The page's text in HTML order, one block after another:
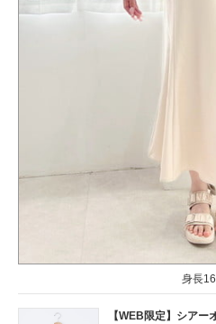
身長
【WEB限定】シアー